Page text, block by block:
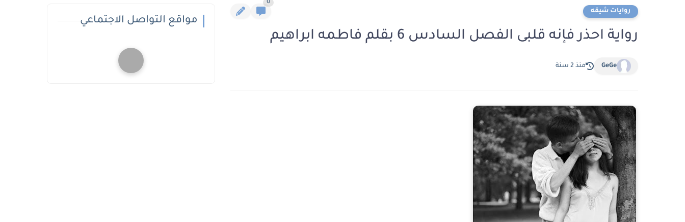
روايات شيقه
0
رواية احذر فإنه قلبى الفصل السادس 6 بقلم فاطمه ابراهيم
GeGe منذ 2 سنة
مواقع التواصل الاجتماعي